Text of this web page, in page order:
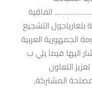
اتفاقية
بلغارياحول التشجيع
الجمهورية العربية
اليها فيما يلي ب
التعاون
المشتركة,